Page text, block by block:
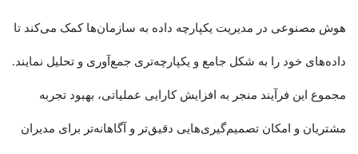
هوش مصنوعی در مدیریت یکپارچه داده‌ به سازمان‌ها کمک می‌کند تا
داده‌های خود را به شکل جامع و یکپارچه‌تری جمع‌آوری و تحلیل نمایند.
مجموع این فرآیند منجر به افزایش کارایی عملیاتی، بهبود تجربه
مشتریان و امکان تصمیم‌گیری‌هایی دقیق‌تر و آگاهانه‌تر برای مدیران